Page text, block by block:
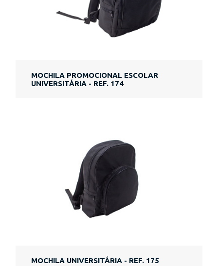
MOCHILA PROMOCIONAL ESCOLAR
UNIVERSITÁRIA - REF. 174
MOCHILA UNIVERSITÁRIA - REF. 175